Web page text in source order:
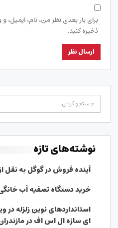
برای بار بعدی نظر من، نام،
ذخیره کنید.
نوشته‌های تازه
آینده فروش در گوگل به نقل
خرید دستگاه تصفیه آب خانگی
استانداردهای نوین زلزله در
ای سازه ال اس اف در